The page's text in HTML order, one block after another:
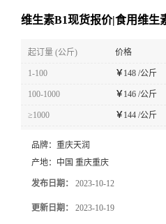
维生素B1现货报价|食用维生
起订量 (公斤) 价格
1-100 ￥148 /公斤
100-1000 ￥146 /公斤
≥1000 ￥144 /公斤
品牌： 重庆天润
产地： 中国 重庆重庆
发布日期： 2023-10-12
更新日期： 2023-10-19